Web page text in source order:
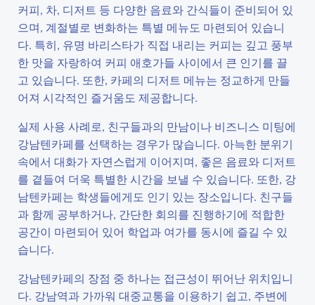
커피, 차, 디저트 등 다양한 음료와 간식들이 준비되어 있
으며, 계절별로 변화하는 특별 메뉴도 마련되어 있습니
다. 특히, 유명 바리스타가 직접 내리는 커피는 깊고 풍부
한 맛을 자랑하여 커피 애호가들 사이에서 큰 인기를 끌
고 있습니다. 또한, 카페의 디저트 메뉴는 정교하게 만들
어져 시각적인 즐거움도 제공합니다.
실제 사용 사례로, 친구들과의 만남이나 비즈니스 미팅에
강남텐카페를 선택하는 경우가 많습니다. 아늑한 분위기
속에서 대화가 자연스럽게 이어지며, 좋은 음료와 디저트
를 곁들여 더욱 특별한 시간을 보낼 수 있습니다. 또한, 강
남텐카페는 학생들에게도 인기 있는 장소입니다. 친구들
과 함께 공부하거나, 간단한 회의를 진행하기에 적합한
공간이 마련되어 있어 학업과 여가를 동시에 즐길 수 있
습니다.
강남텐카페의 장점 중 하나는 접근성이 뛰어난 위치입니
다. 강남역과 가까워 대중교통을 이용하기 쉽고, 주변에